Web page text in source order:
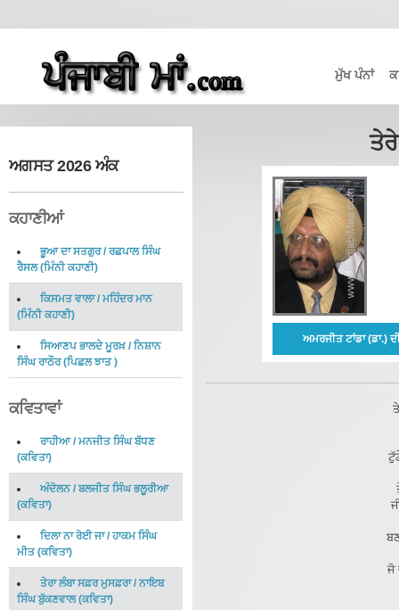
ਮੁੱਖ ਪੰਨਾਂ
ਅਗਸਤ 2026 ਅੰਕ
ਕਹਾਣੀਆਂ
ਭੂਆ ਦਾ ਸਤਗੁਰ/ਰਛਪਾਲ ਸਿੰਘ
ਰੈਸਲ(ਮਿੰਨੀ ਕਹਾਣੀ)
ਕਿਸਮਤ ਵਾਲਾ/ ਮਹਿੰਦਰ ਮਾਨ
(ਮਿੰਨੀ ਕਹਾਣੀ)
ਸਿਆਣਪ ਭਾਲਦੇ ਮੂਰਖ਼/ਨਿਸ਼ਾਨ
ਸਿੰਘ ਰਾਠੌਰ(ਪਿਛਲ ਝਾਤ)
ਕਵਿਤਾਵਾਂ
ਰਾਹੀਆ/ਮਨਜੀਤ ਸਿੰਘ ਬੱਧਣ
(ਕਵਿਤਾ)
ਅੰਦੋਲਨ/ ਬਲਜੀਤ ਸਿੰਘ ਭਲੂਰੀਆ
(ਕਵਿਤਾ)
ਦਿਲਾ ਨਾ ਰੋਈ ਜਾ/ਹਾਕਮ ਸਿੰਘ
ਮੀਤ(ਕਵਿਤਾ)
ਤੇਰਾ ਲੰਬਾ ਸਫ਼ਰ ਮੁਸਫ਼ਰਾ/ਨਾਇਬ
ਸਿੰਘ ਬੁੱਕਣਵਾਲ(ਕਵਿਤਾ)
ਤੇਰੇ
ਅਮਰਜੀਤ ਟਾਂਡਾ (ਡਾ.)
ਜੋ